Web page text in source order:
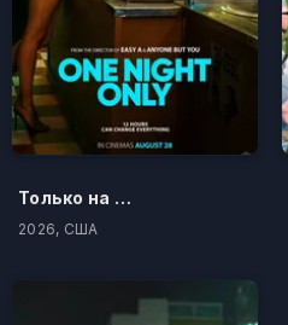
Только на одну ночь
2026, США